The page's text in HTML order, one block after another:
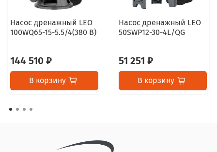
Насос дренажный LEO
100WQ65-15-5.5/4(380 В)
144 510 ₽
В корзину
Насос дренажный LEO
50SWP12-30-4L/QG
51 251 ₽
В корзину